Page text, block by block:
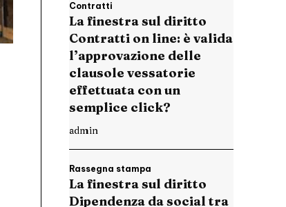
Contratti
La finestra sul diritto
Contratti on line: è valida
l’approvazione delle
clausole vessatorie
effettuata con un
semplice click?
admin
Rassegna stampa
La finestra sul diritto
Dipendenza da social tra